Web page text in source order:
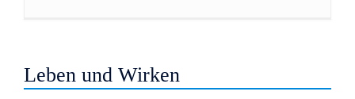
Leben und Wirken